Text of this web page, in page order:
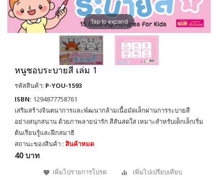
Tap to expand
หนูชอบระบายสี เล่ม 1
รหัสสินค้า: P-YOU-1593
ISBN: 1294877758761
เสริมสร้างจินตนาการและพัฒนากล้ามเนื้อมัดเล็กผ่านการระบายสี
อย่างสนุกสนาน ด้วยภาพลายน่ารัก สีสันสดใส เหมาะสำหรับเด็กเล็กเริ่ม
ต้นเรียนรู้และฝึกสมาธิ
สถานะของสินค้า : สินค้าหมด
40 บาท
เพิ่มไปรายการโปรด เพิ่มไปเปรียบเทียบ